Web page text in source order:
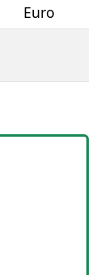
Euro